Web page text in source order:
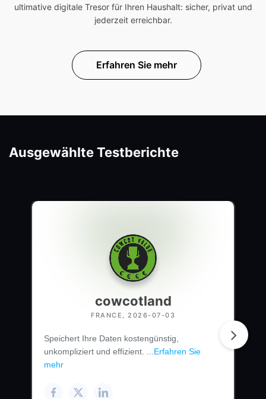
ultimative digitale Tresor für Ihren Haushalt: sicher, privat und
jederzeit erreichbar.
Erfahren Sie mehr
Ausgewählte Testberichte
cowcotland
FRANCE, 2026-07-03
Speichert Ihre Daten kostengünstig,
unkompliziert und effizient. ... Erfahren Sie
mehr